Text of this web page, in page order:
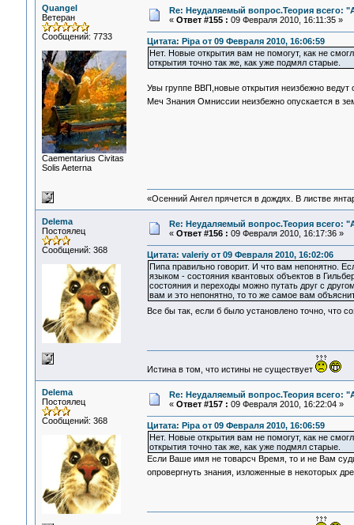
Quangel
Ветеран
Сообщений: 7733
Сaementarius Civitas
Solis Aeterna
Re: Неудаляемый вопрос.Теория всего:
« Ответ #155 : 09 Февраля 2010, 16:11:35 »
Цитата: Pipa от 09 Февраля 2010, 16:06:59
Нет. Новые открытия вам не помогут, как не
открытия точно так же, как уже подмял старые.
Увы группе ВВП,новые открытия неизбежно ведут
Меч Знания Омниссии неизбежно опускается в
«Осенний Ангел прячется в дождях. В листве
Delema
Постоялец
Сообщений: 368
Re: Неудаляемый вопрос.Теория всего:
« Ответ #156 : 09 Февраля 2010, 16:17:36 »
Цитата: valeriy от 09 Февраля 2010, 16:02:06
Пипа правильно говорит. И что вам непонятно.
языком - состояния квантовых объектов в
состояния и переходы можно путать друг с
вам и это непонятно, то то же самое вам
Все бы так, если б было установлено точно, что
Истина в том, что истины не существует
Delema
Постоялец
Сообщений: 368
Re: Неудаляемый вопрос.Теория всего:
« Ответ #157 : 09 Февраля 2010, 16:22:04 »
Цитата: Pipa от 09 Февраля 2010, 16:06:59
Нет. Новые открытия вам не помогут, как не
открытия точно так же, как уже подмял старые.
Если Ваше имя не товарсч Время, то и не Вам
опровергнуть знания, изложенные в некоторых